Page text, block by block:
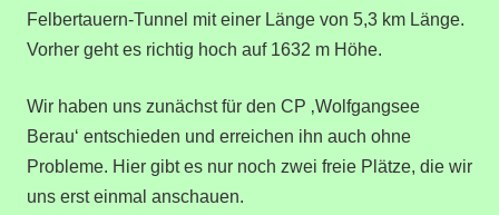
Felbertauern-Tunnel mit einer Länge von 5,3 km Länge.
Vorher geht es richtig hoch auf 1632 m Höhe.
Wir haben uns zunächst für den CP ‚Wolfgangsee
Berau‘ entschieden und erreichen ihn auch ohne
Probleme. Hier gibt es nur noch zwei freie Plätze, die wir
uns erst einmal anschauen.